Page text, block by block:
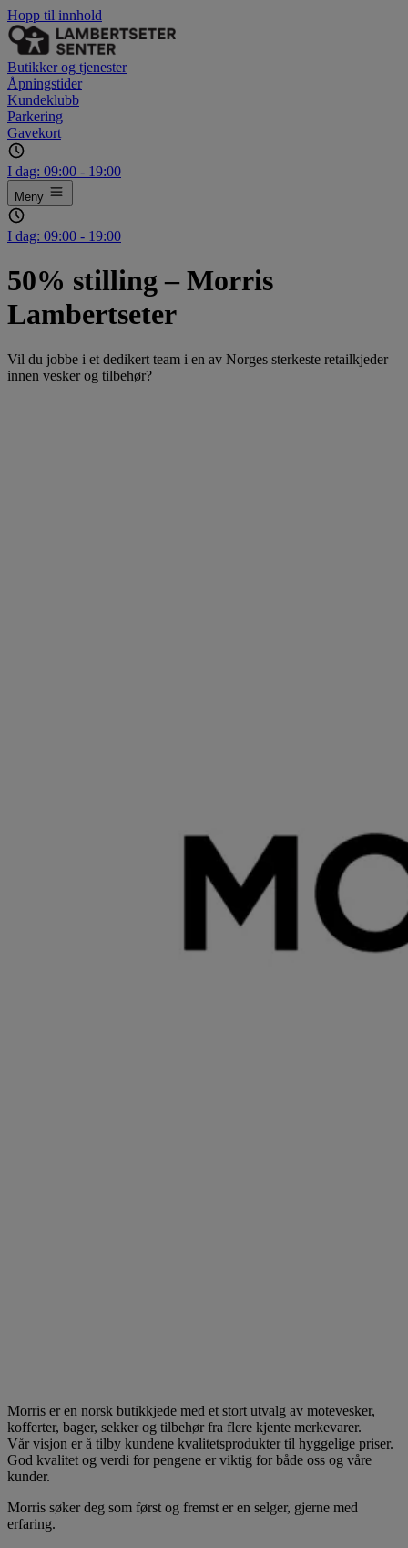
Hopp til innhold
Butikker og tjenester
Åpningstider
Kundeklubb
Parkering
Gavekort
I dag: 09:00 - 19:00
Meny
I dag: 09:00 - 19:00
50% stilling – Morris
Lambertseter
Vil du jobbe i et dedikert team i en av Norges sterkeste retailkjeder
innen vesker og tilbehør?
Morris er en norsk butikkjede med et stort utvalg av motevesker,
kofferter, bager, sekker og tilbehør fra flere kjente merkevarer.
Vår visjon er å tilby kundene kvalitetsprodukter til hyggelige priser.
God kvalitet og verdi for pengene er viktig for både oss og våre
kunder.
Morris søker deg som først og fremst er en selger, gjerne med
erfaring.